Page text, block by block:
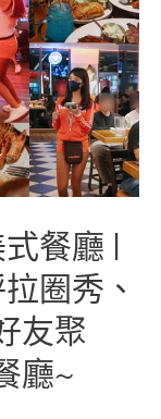
餐廳 |
圈秀、
友聚
廳~